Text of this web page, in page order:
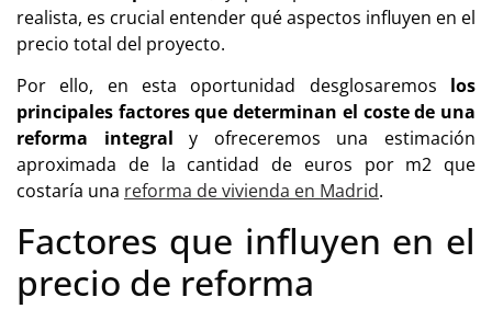
realista, es crucial entender qué aspectos influyen en el
precio total del proyecto.
Por ello, en esta oportunidad desglosaremos los
principales factores que determinan el coste de una
reforma integraly ofreceremos una estimación
aproximada de la cantidad de euros por m2 que
costaría una reforma de vivienda en Madrid.
Factores que influyen en el
precio de reforma